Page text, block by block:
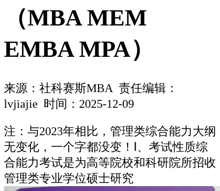
（MBA MEM
EMBA MPA）
来源： 社科赛斯MBA 责任编辑：
lvjiajie 时间：2025-12-09
注：与2023年相比，管理类综合能力大纲
无变化，一个字都没变！Ⅰ、考试性质综
合能力考试是为高等院校和科研院所招收
管理类专业学位硕士研究